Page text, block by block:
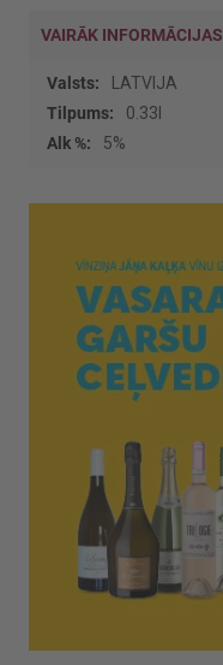
VAIRĀK INFORMĀCIJAS
Vairāk
informācijas
LATVIJA
0.33l
5%